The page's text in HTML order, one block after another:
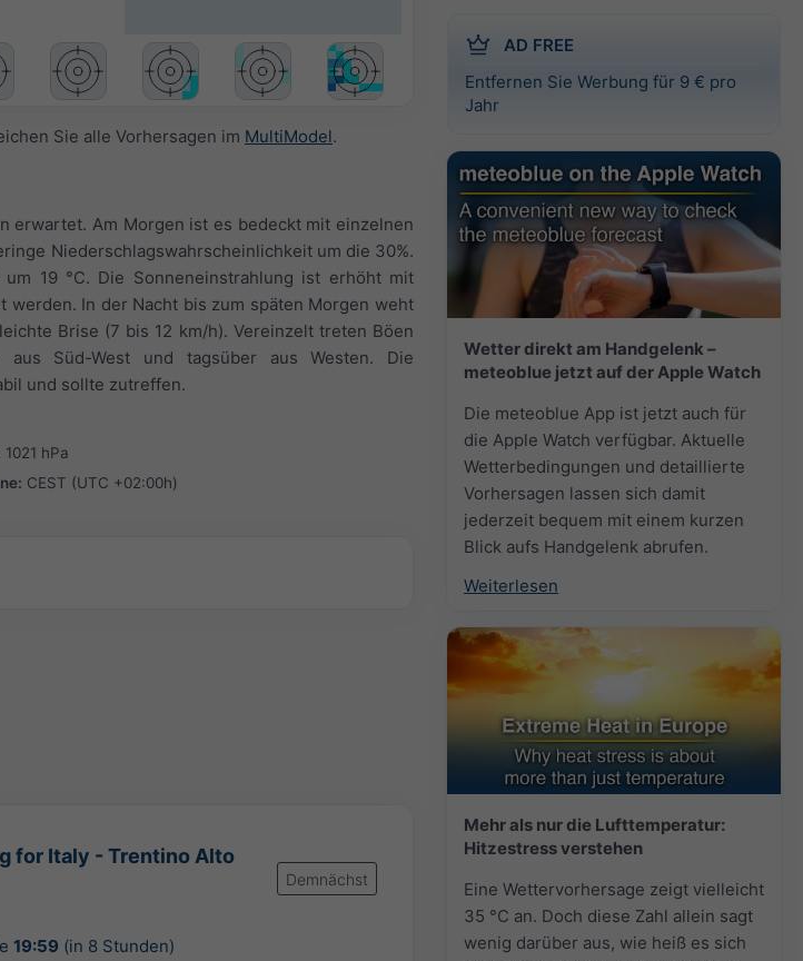
AD FREE
Entfernen Sie Werbung für 9 € pro
Jahr
Wetter direkt am Handgelenk –
meteoblue jetzt auf der Apple Watch
Die meteoblue App ist jetzt auch für
die Apple Watch verfügbar. Aktuelle
Wetterbedingungen und detaillierte
Vorhersagen lassen sich damit
jederzeit bequem mit einem kurzen
Blick aufs Handgelenk abrufen.
Weiterlesen
Mehr als nur die Lufttemperatur:
Hitzestress verstehen
Eine Wettervorhersage zeigt vielleicht
35 °C an. Doch diese Zahl allein sagt
wenig darüber aus, wie heiß es sich
Sie alle Vorhersagen im MultiModel.
erwartet. Am Morgen ist es bedeckt mit einzelnen
Niederschlagswahrscheinlichkeit um die 30%.
19 °C. Die Sonneneinstrahlung ist erhöht mit
In der Nacht bis zum späten Morgen weht
Brise (7 bis 12 km/h). Vereinzelt treten Böen
Süd-West und tagsüber aus Westen. Die
und sollte zutreffen.
1021 hPa
CEST (UTC +02:00h)
for Italy - Trentino Alto
Demnächst
19:59 (in 8 Stunden)